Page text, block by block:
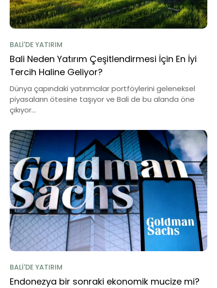
BALI'DE YATIRIM
Bali Neden Yatırım Çeşitlendirmesi İçin En İyi
Tercih Haline Geliyor?
Dünya çapındaki yatırımcılar portföylerini geleneksel
piyasaların ötesine taşıyor ve Bali de bu alanda öne
çıkıyor...
BALI'DE YATIRIM
Endonezya bir sonraki ekonomik mucize mi?